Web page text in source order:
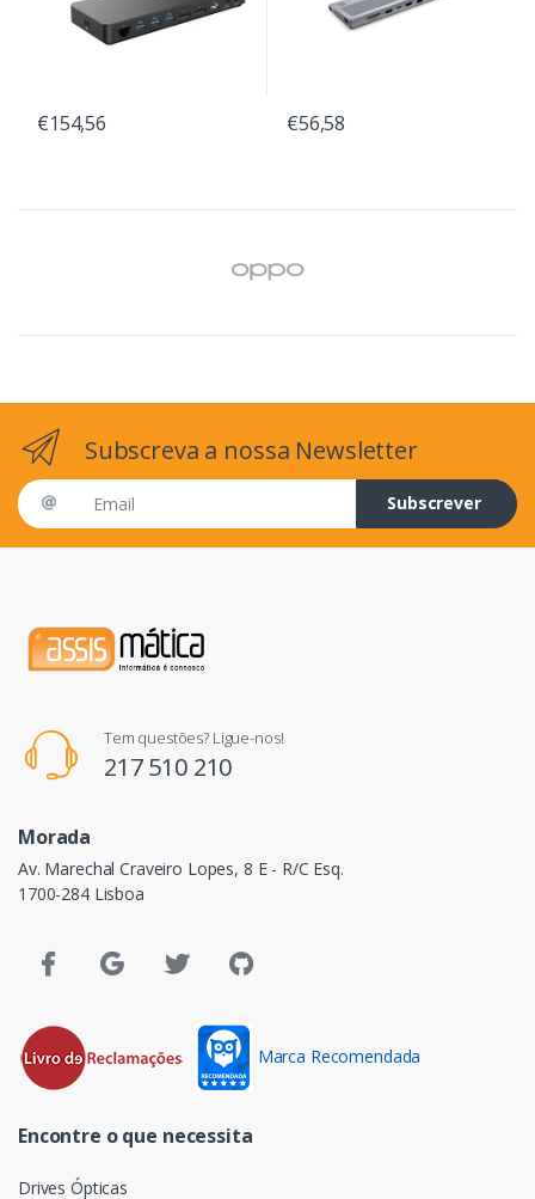
€154,56 €56,58
Subscreva a nossa Newsletter
Email address
Subscrever
Tem questões? Ligue-nos!
217 510 210
Morada
Av. Marechal Craveiro Lopes, 8 E - R/C Esq.
1700-284 Lisboa
Marca Recomendada
Encontre o que necessita
Drives Ópticas